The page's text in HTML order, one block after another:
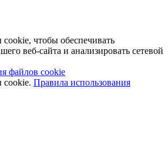
чтобы обеспечивать
веб-сайта и анализировать сетевой
файлов cookie
Правила использования